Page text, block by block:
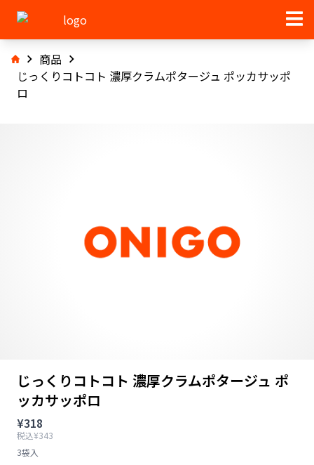
商品
じっくりコトコト 濃厚クラムポタージュ ポッカサッポ
ロ
じっくりコトコト 濃厚クラムポタージュ ポ
ッカサッポロ
¥318
税込¥343
3袋入